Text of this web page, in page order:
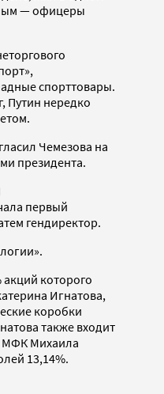
— офицеры
спорттовары.
Путин нередко
Чемезова на
президента.
первый
гендиректор.
которого
Игнатова,
коробки
также входит
МФК Михаила
13,14%.